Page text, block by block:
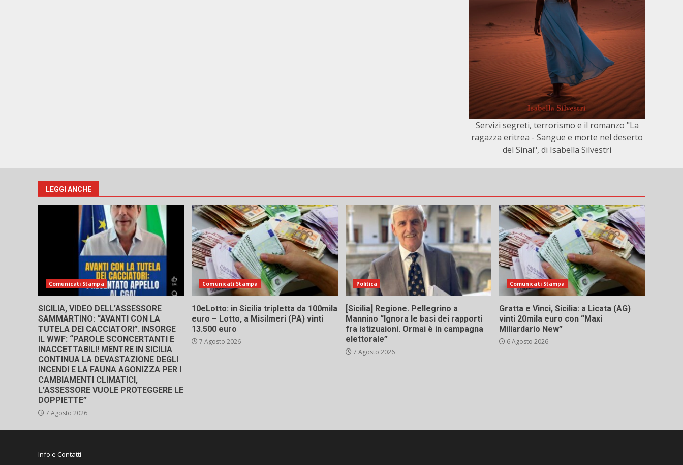
Servizi segreti, terrorismo e il romanzo "La
ragazza eritrea - Sangue e morte nel deserto
del Sinai", di Isabella Silvestri
LEGGI ANCHE
Comunicati Stampa
SICILIA, VIDEO DELL’ASSESSORE
SAMMARTINO: “AVANTI CON LA
TUTELA DEI CACCIATORI”. INSORGE
IL WWF: “PAROLE SCONCERTANTI E
INACCETTABILI! MENTRE IN SICILIA
CONTINUA LA DEVASTAZIONE DEGLI
INCENDI E LA FAUNA AGONIZZA PER I
CAMBIAMENTI CLIMATICI,
L’ASSESSORE VUOLE PROTEGGERE LE
DOPPIETTE”
7 Agosto 2026
Comunicati Stampa
10eLotto: in Sicilia tripletta da 100mila
euro – Lotto, a Misilmeri (PA) vinti
13.500 euro
7 Agosto 2026
Politica
[Sicilia] Regione. Pellegrino a
Mannino “Ignora le basi dei rapporti
fra istizuaioni. Ormai è in campagna
elettorale”
7 Agosto 2026
Comunicati Stampa
Gratta e Vinci, Sicilia: a Licata (AG)
vinti 20mila euro con “Maxi
Miliardario New”
6 Agosto 2026
Info e Contatti